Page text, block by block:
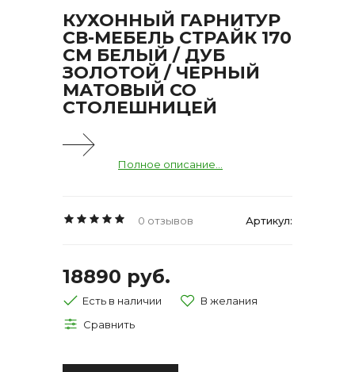
КУХОННЫЙ ГАРНИТУР
СВ-МЕБЕЛЬ СТРАЙК 170
СМ БЕЛЫЙ / ДУБ
ЗОЛОТОЙ / ЧЕРНЫЙ
МАТОВЫЙ СО
СТОЛЕШНИЦЕЙ
Полное описание...
0 отзывов Артикул:
18890 руб.
Есть в наличии